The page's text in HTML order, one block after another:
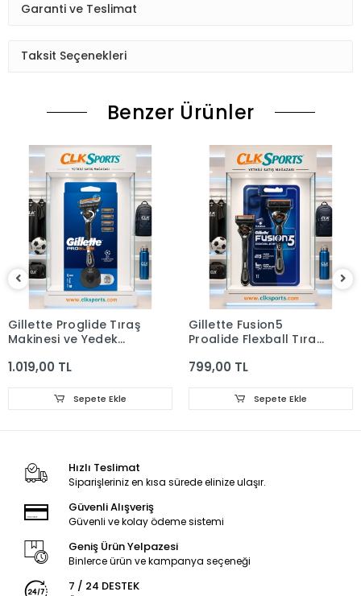
Garanti ve Teslimat
Taksit Seçenekleri
Benzer Ürünler
Proglide Tıraş
ve Yedek
Standı
TL
Sepete Ekle
Gillette Fusion5
Proglide Flexball Tıraş
799,00 TL
Sepete Ekle
Hızlı Teslimat
Siparişleriniz en kısa sürede elinize ulaşır.
Güvenli Alışveriş
Güvenli ve kolay ödeme sistemi
Geniş Ürün Yelpazesi
Binlerce ürün ve kampanya seçeneği
7 / 24 DESTEK